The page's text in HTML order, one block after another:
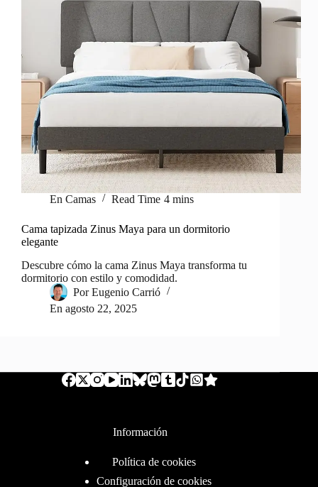
En Camas Read Time 4 mins
Cama tapizada Zinus Maya para un dormitorio
elegante
Descubre cómo la cama Zinus Maya transforma tu
dormitorio con estilo y comodidad.
Por Eugenio Carrió
En agosto 22, 2025
Información
Política de cookies
Configuración de cookies